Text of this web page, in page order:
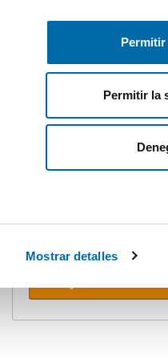
Mostrar detalles
Permitir
Permitir la
Publiez gratuitement
Ne vous faites pas